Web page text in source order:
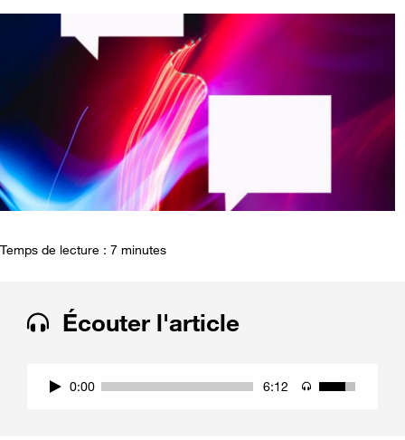
Temps de lecture : 7 minutes
Écouter l'article
0:00 6:12